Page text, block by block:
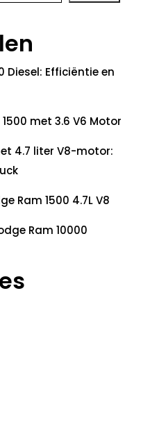
Diesel: Efficiëntie en
met 3.6 V6 Motor
4.7 liter V8-motor:
Ram 1500 4.7L V8
Ram 10000